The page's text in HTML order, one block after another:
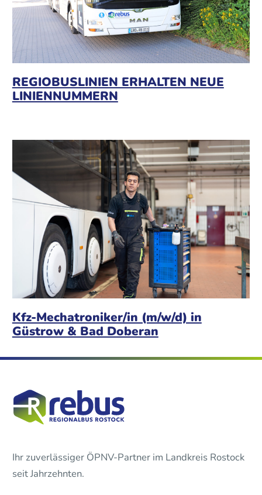
REGIOBUSLINIEN ERHALTEN NEUE
LINIENNUMMERN
Kfz-Mechatroniker/in (m/w/d) in
Güstrow & Bad Doberan
Ihr zuverlässiger ÖPNV-Partner im Landkreis Rostock
seit Jahrzehnten.